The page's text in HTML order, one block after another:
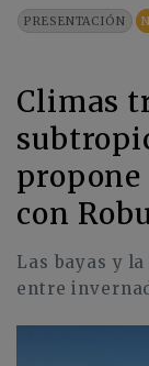
PRESENTACIÓN
Climas
propone
con
Las bayas y
entre